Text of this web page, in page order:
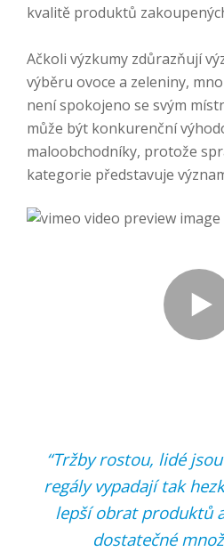
kvalitě produktů
Ačkoli výzkumy zdůrazňují
výběru ovoce a zeleniny,
není spokojeno se svým
může být konkurenční
maloobchodníky, protože
kategorie představuje
“Tržby rostou, lidé
regály vypadají tak
lepší obrat produktů
dostatečné